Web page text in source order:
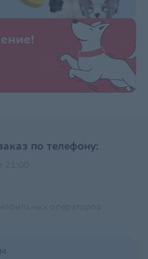
по телефону: